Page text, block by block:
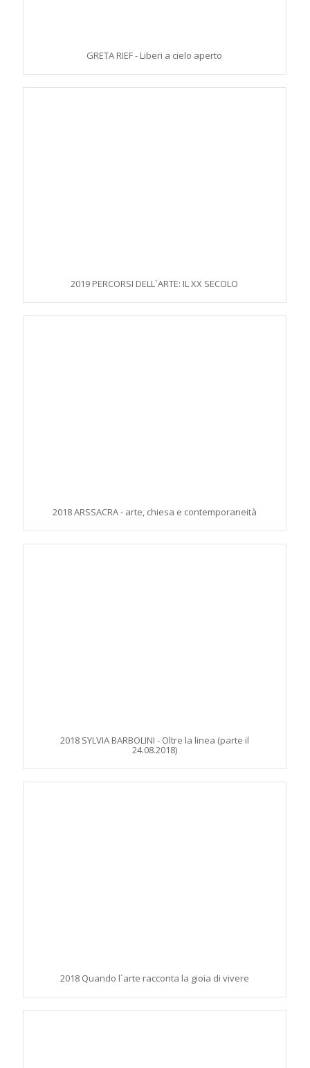
GRETA RIEF - Liberi a cielo aperto
2019 PERCORSI DELL`ARTE: IL XX SECOLO
2018 ARSSACRA - arte, chiesa e contemporaneità
2018 SYLVIA BARBOLINI - Oltre la linea (parte il
24.08.2018)
2018 Quando l´arte racconta la gioia di vivere